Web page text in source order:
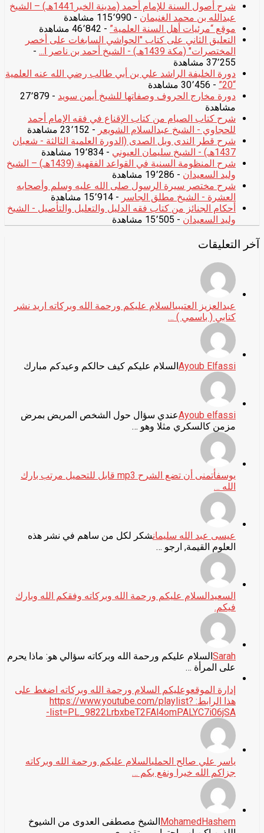
شرح أصول السنة للإمام أحمد (مدينة الخبر1441هـ) – الشيخ
عبدالله بن محمد الغنيمان - 115٬990 مشاهدة
موقع “مرئيات أهل السنة العلمية” - 46٬842 مشاهدة
التعليق الثاني على كتاب "الحواشي السابغات على أخصر
المختصرات" (مكة 1439هـ) - الشيخ أحمد بن ناصر ا...
-
37٬255 مشاهدة
دورة الخليفة الراشد علي بن أبي طالب رضي الله عنه العلمية
“20”
- 30٬456 مشاهدة
دورة مخارج الحروف وصفاتها للشيخ أيمن سويد
- 27٬879
مشاهدة
شرح كتاب الصيام من كتاب الإقناع في فقه الإمام أحمد
للحجاوي - الشيخ عبدالسلام الشويعر - 23٬152 مشاهدة
شرح قطر الندى وبل الصدى (الدورة العلمية الثالثة - شعبان
1437هـ) - الشيخ سليمان العيوني
- 19٬834 مشاهدة
شرح المنظومة السنية في القواعد الفقهية (1439هـ) – الشيخ
وليد السعيدان - 19٬286 مشاهدة
شرح مختصر سيرة الرسول صلى الله عليه وسلم وأصحابه
العشرة - الشيخ مطلق الجاسر - 15٬914 مشاهدة
أحكام الجنائز من كتاب فقه الدليل والتعليل والتأصيل - الشيخ
وليد السعيدان - 15٬505 مشاهدة
آخر التعليقات
عبدالعزيز العتيبيالسلام عليكم ورحمة الله وبركاته اريد نشر
كتابي ( باسمي ) …
Ayoub Elfassiالسلام عليكم كيف حالكم وعيدكم مبارك
Ayoub elfassiعندي سؤال حول الشخص المريض بمرض
مزمن كالسكري مثلا وهو …
يوسف
أتمنى أن تضع الشرح mp3 قابل للتحميل مرتب بارك
الله …
عيسى عبد الله سليمانشكر لكل من ساهم في نشر هذه
العلوم القيمة, ارجو …
السعيدالسلام عليكم ورحمة الله وبركاته وفقكم الله وبارك
فيكم.
Sarahالسلام عليكم ورحمة الله وبركاته سؤالي هو: ماذا يحرم
على المرأة …
إدارة الموقعوعليكم السلام ورحمة الله وبركاته اضغط على
هذا الرابط: https://www.youtube.com/playlist?
list=PL_9822LrbxbeT2FAl4omPALYC7i06jSA-
ياسر علي صالح الحمليالسلام عليكم ورحمة الله وبركاته
جزاكم الله خيرا ونفع بكم …
MohamedHashemالشيخ مصطفى العدوى من الشيوخ